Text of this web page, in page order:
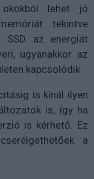
okokból lehet jó
tekintve
SSD az energiát
ugyanakkor az
kapcsolódik.
is kínál ilyen
is, így ha
is kérhető. Ez
a